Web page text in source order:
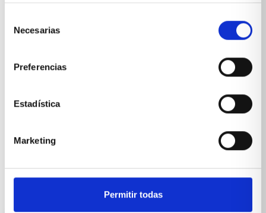
Necesarias
Preferencias
Estadística
Marketing
Permitir todas
SOLICITA UNA CITA
Condiciones de venta
Productos y servicios
Muebles & Decoración
Carpintería a medida
Proyectos